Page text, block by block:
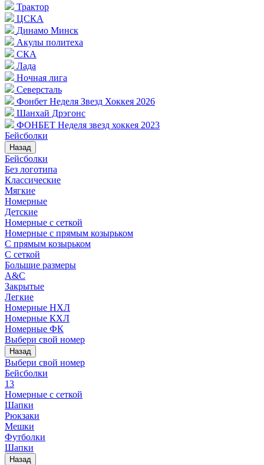
Трактор
ЦСКА
Динамо Минск
Акулы политеха
СКА
Лада
Ночная лига
Северсталь
Фонбет Неделя Звезд Хоккея 2026
Шанхай Дрэгонс
ФОНБЕТ Неделя звезд хоккея 2023
Бейсболки
Назад
Бейсболки
Без логотипа
Классические
Мягкие
Номерные
Детские
Номерные с сеткой
Номерные с прямым козырьком
С прямым козырьком
С сеткой
Большие размеры
A&C
Закрытые
Легкие
Номерные НХЛ
Номерные КХЛ
Номерные ФК
Выбери свой номер
Назад
Выбери свой номер
Бейсболки
13
Номерные с сеткой
Шапки
Рюкзаки
Мешки
Футболки
Шапки
Назад